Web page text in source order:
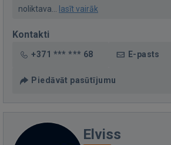
noliktava... lasīt vairāk
Kontakti
+371 *** *** 68 E-pasts
Piedāvāt pasūtījumu
Elviss